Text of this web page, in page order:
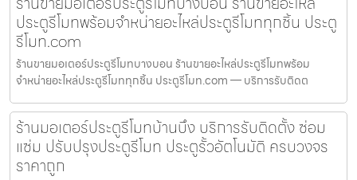
ประตูรีโมทพร้อมจำหน่ายอะไหล่ประตูรีโมททุกชิ้น ประตู
รีโมท.com
ร้านขายมอเตอร์ประตูรีโมทบางบอน ร้านขายอะไหล่ประตูรีโมทพร้อม
จำหน่ายอะไหล่ประตูรีโมททุกชิ้น ประตูรีโมท.com — บริการรับติดต
ร้านมอเตอร์ประตูรีโมทบ้านบึง บริการรับติดตั้ง ซ่อม
แซ่ม ปรับปรุงประตูรีโมท ประตูรั้วอัตโนมัติ ครบวงจร
ราคาถูก